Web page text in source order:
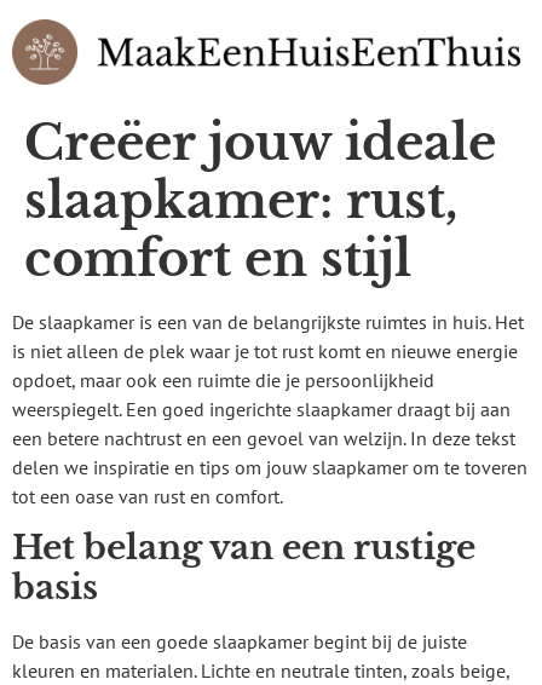
Creëer jouw ideale
slaapkamer: rust,
comfort en stijl
De slaapkamer is een van de belangrijkste ruimtes in huis. Het
is niet alleen de plek waar je tot rust komt en nieuwe energie
opdoet, maar ook een ruimte die je persoonlijkheid
weerspiegelt. Een goed ingerichte slaapkamer draagt bij aan
een betere nachtrust en een gevoel van welzijn. In deze tekst
delen we inspiratie en tips om jouw slaapkamer om te toveren
tot een oase van rust en comfort.
Het belang van een rustige
basis
De basis van een goede slaapkamer begint bij de juiste
kleuren en materialen. Lichte en neutrale tinten, zoals beige,